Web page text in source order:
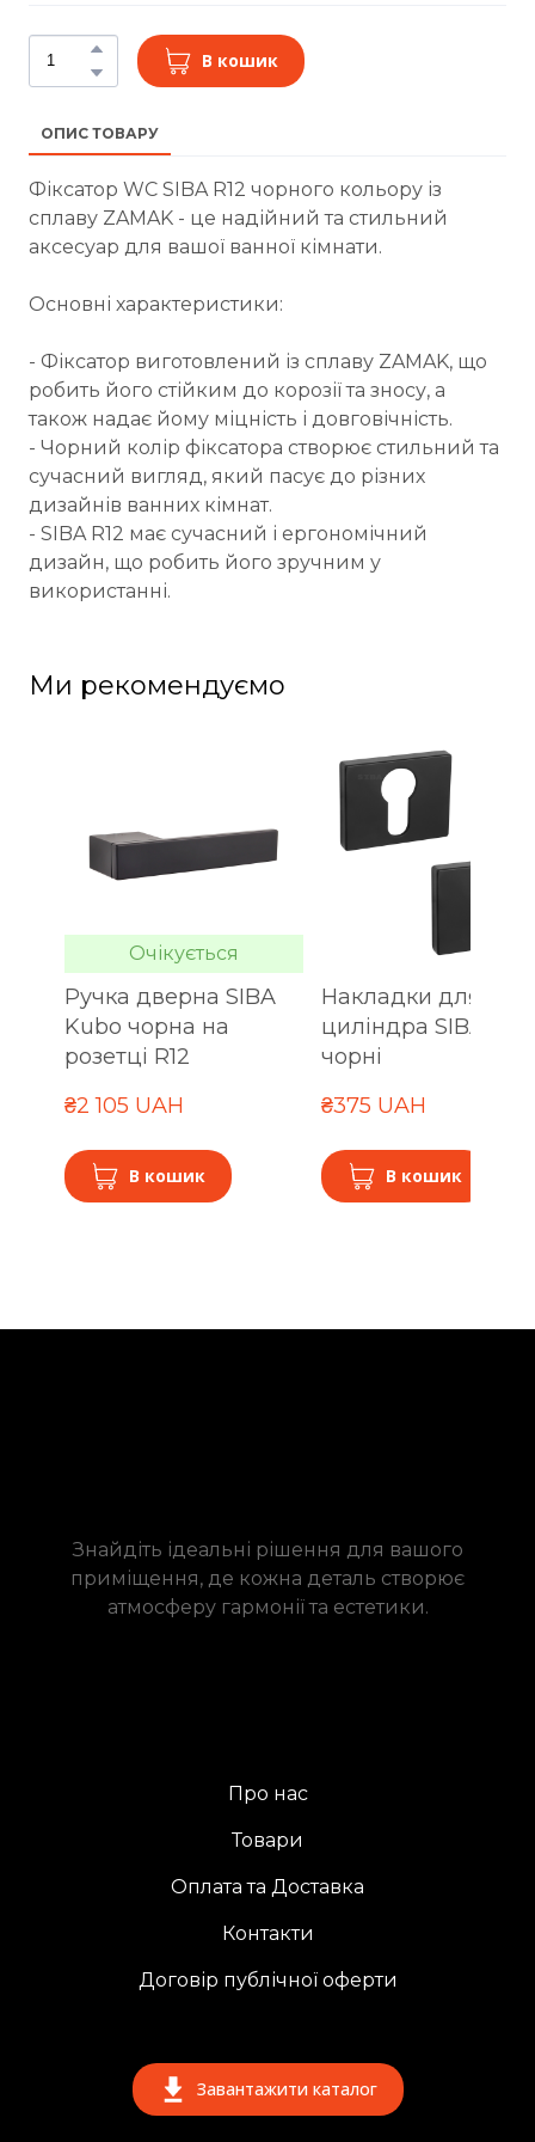
В кошик
ОПИС ТОВАРУ
Фіксатор WC SIBA R12 чорного кольору із
сплаву ZAMAK - це надійний та стильний
аксесуар для вашої ванної кімнати.
Основні характеристики:
- Фіксатор виготовлений із сплаву ZAMAK, що
робить його стійким до корозії та зносу, а
також надає йому міцність і довговічність.
- Чорний колір фіксатора створює стильний та
сучасний вигляд, який пасує до різних
дизайнів ванних кімнат.
- SIBA R12 має сучасний і ергономічний
дизайн, що робить його зручним у
використанні.
Ми рекомендуємо
Очікується
Ручка дверна SIBA
Kubo чорна на
розетці R12
₴2 105 UAH
В кошик
Накладки для
циліндра SIBA R12
чорні
₴375 UAH
В кошик
Знайдіть ідеальні рішення для вашого
приміщення, де кожна деталь створює
атмосферу гармонії та естетики.
Про нас
Товари
Оплата та Доставка
Контакти
Договір публічної оферти
Завантажити каталог